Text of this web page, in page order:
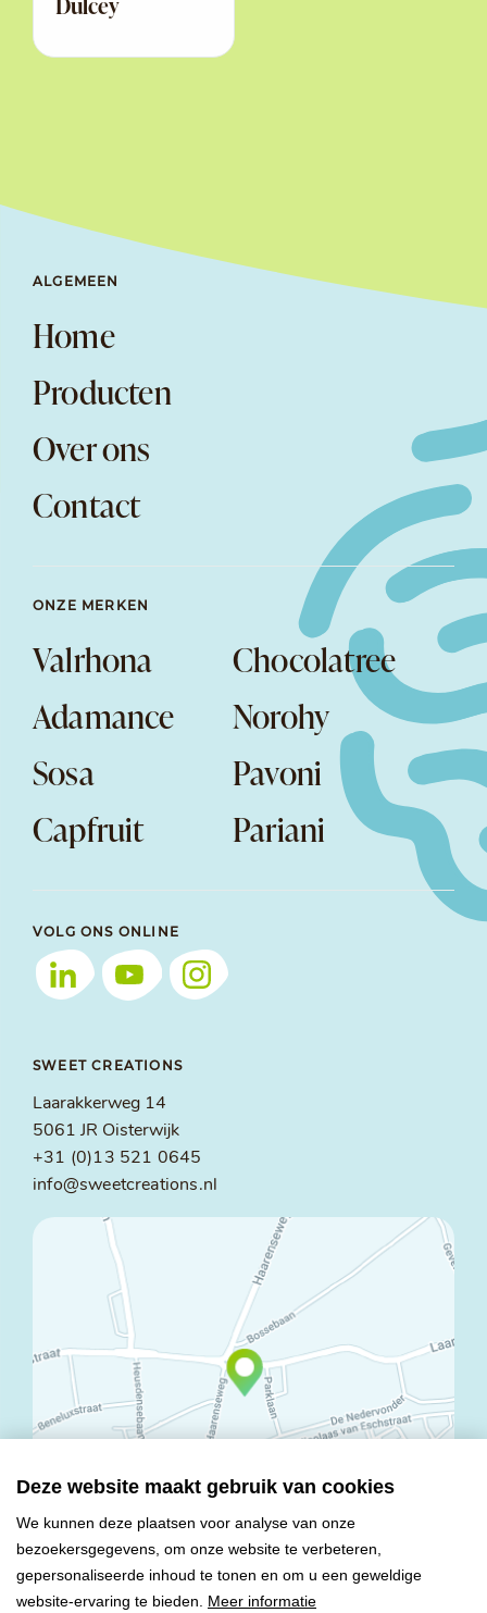
Deze website maakt gebruik van cookies
We kunnen deze plaatsen voor analyse van onze
bezoekersgegevens, om onze website te verbeteren,
gepersonaliseerde inhoud te tonen en om u een geweldige
website-ervaring te bieden. Meer informatie
ALGEMEEN
Home
Producten
Over ons
Contact
ONZE MERKEN
Valrhona
Chocolatree
Adamance
Norohy
Sosa
Pavoni
Capfruit
Pariani
VOLG ONS ONLINE
SWEET CREATIONS
Laarakkerweg 14
5061 JR Oisterwijk
+31 (0)13 521 0645
info@sweetcreations.nl
© Copyright 2026 Mareco Sweet Creations BV
Alle rechten voorbehouden